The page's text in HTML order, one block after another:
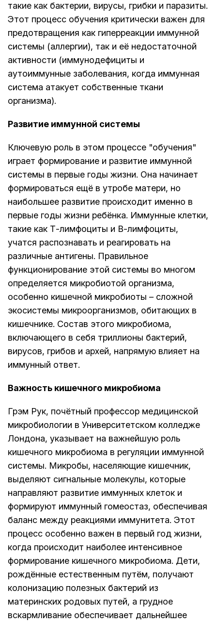
такие как бактерии, вирусы, грибки и паразиты.
Этот процесс обучения критически важен для
предотвращения как гиперреакции иммунной
системы (аллергии), так и её недостаточной
активности (иммунодефициты и
аутоиммунные заболевания, когда иммунная
система атакует собственные ткани
организма).
Развитие иммунной системы
Ключевую роль в этом процессе "обучения"
играет формирование и развитие иммунной
системы в первые годы жизни. Она начинает
формироваться ещё в утробе матери, но
наибольшее развитие происходит именно в
первые годы жизни ребёнка. Иммунные клетки,
такие как Т-лимфоциты и В-лимфоциты,
учатся распознавать и реагировать на
различные антигены. Правильное
функционирование этой системы во многом
определяется микробиотой организма,
особенно кишечной микробиоты – сложной
экосистемы микроорганизмов, обитающих в
кишечнике. Состав этого микробиома,
включающего в себя триллионы бактерий,
вирусов, грибов и архей, напрямую влияет на
иммунный ответ.
Важность кишечного микробиома
Грэм Рук, почётный профессор медицинской
микробиологии в Университетском колледже
Лондона, указывает на важнейшую роль
кишечного микробиома в регуляции иммунной
системы. Микробы, населяющие кишечник,
выделяют сигнальные молекулы, которые
направляют развитие иммунных клеток и
формируют иммунный гомеостаз, обеспечивая
баланс между реакциями иммунитета. Этот
процесс особенно важен в первый год жизни,
когда происходит наиболее интенсивное
формирование кишечного микробиома. Дети,
рождённые естественным путём, получают
колонизацию полезных бактерий из
материнских родовых путей, а грудное
вскармливание обеспечивает дальнейшее